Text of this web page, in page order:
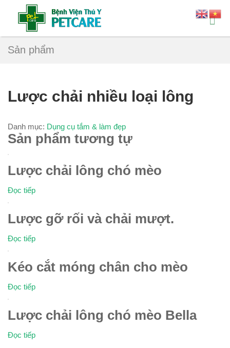
Sản phẩm
Lược chải nhiều loại lông
Danh mục: Dụng cụ tắm & làm đẹp
Sản phẩm tương tự
Lược chải lông chó mèo
Đọc tiếp
Lược gỡ rối và chải mượt.
Đọc tiếp
Kéo cắt móng chân cho mèo
Đọc tiếp
Lược chải lông chó mèo Bella
Đọc tiếp